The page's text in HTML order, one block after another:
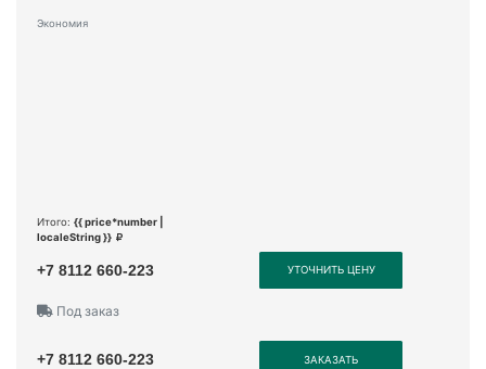
Экономия
Итого: {{ price*number |
localeString }}
+7 8112 660-223 УТОЧНИТЬ ЦЕНУ
Под заказ
+7 8112 660-223 ЗАКАЗАТЬ